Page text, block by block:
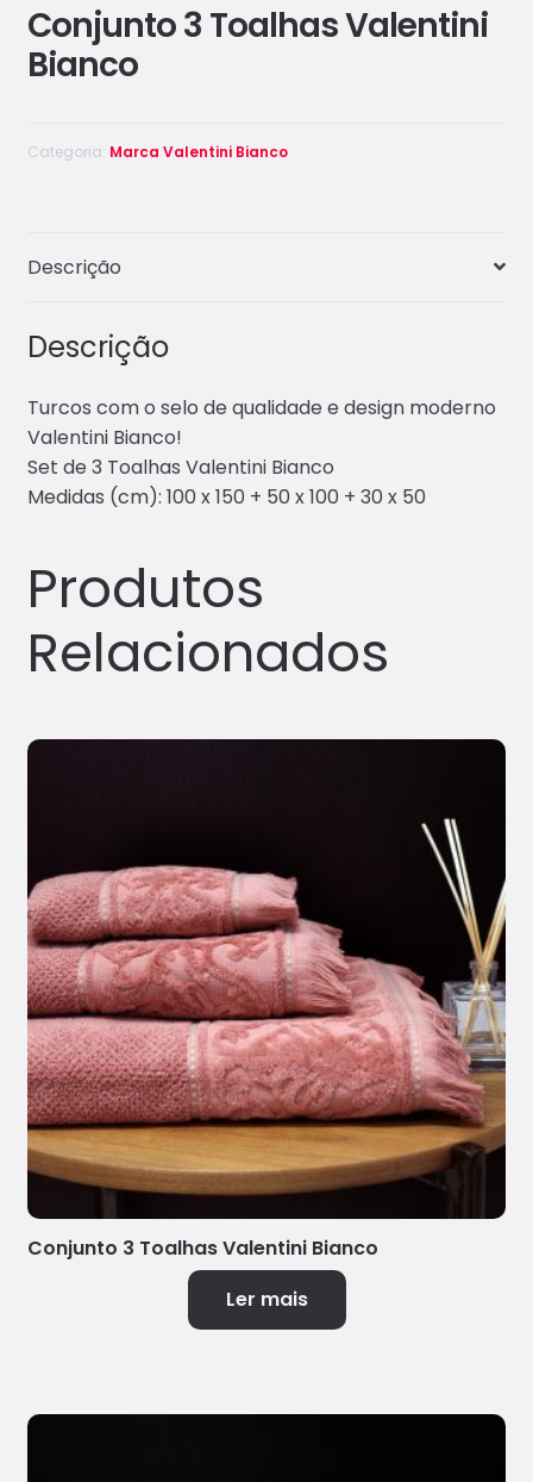
Conjunto 3 Toalhas Valentini
Bianco
Categoria: Marca Valentini Bianco
Descrição
Descrição
Turcos com o selo de qualidade e design moderno
Valentini Bianco!
Set de 3 Toalhas Valentini Bianco
Medidas (cm): 100 x 150 + 50 x 100 + 30 x 50
Produtos
Relacionados
Conjunto 3 Toalhas Valentini Bianco
Ler mais